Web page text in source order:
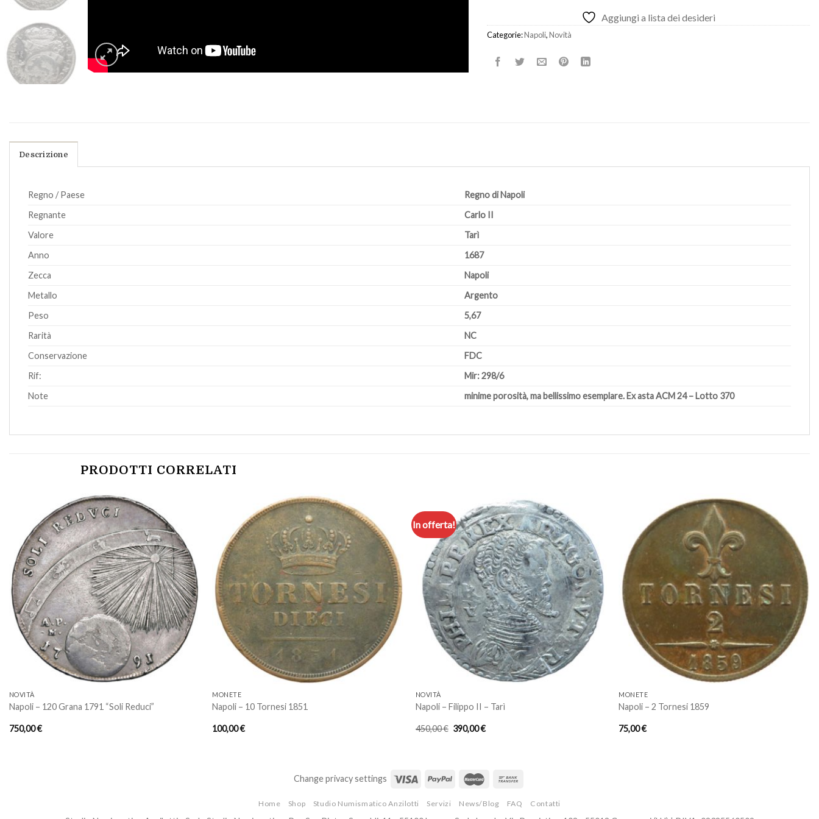
Aggiungi a lista dei desideri
Categorie:Napoli,Novità
Descrizione
Regno / Paese
Regno di Napoli
Regnante
Carlo II
Valore
Tarì
Anno
1687
Zecca
Napoli
Metallo
Argento
Peso
5,67
Rarità
NC
Conservazione
FDC
Rif:
Mir: 298/6
Note
minime porosità, ma bellissimo esemplare. Ex asta ACM 24 – Lotto 370
PRODOTTI CORRELATI
Aggiungi
a lista
dei
desideri
NOVITÀ
Napoli – 120 Grana 1791 “Soli Reduci”
750,00€
Aggiungi
a lista
desideri
MONETE
Napoli – 10 Tornesi 1851
100,00€
In offerta!
Aggiungi
a lista
dei
desideri
NOVITÀ
Napoli – Filippo II – Tarì
450,00€ Il
prezzo
390,00€Il
Aggiungi
MONETE
Napoli – 2 Tornesi 1859
75,00€
Change privacy settings
Home Shop Studio Numismatico Anzilotti Servizi News/Blog FAQ Contatti